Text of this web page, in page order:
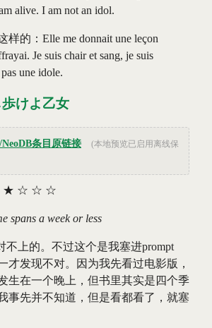
alive. I am not an idol.
的：Elle me donnait une leçon
Je suis chair et sang, je suis
une idole.
けよ乙女
条目原链接
(本地预览已启用离线保
★ ☆ ☆ ☆
spans a week or less
不上的。不过这个是我塞进prompt
才发现不对。因为我先看过电影版，
生在一个晚上，但书里其实是四个季
事先并不知道，但是看都看了，就塞